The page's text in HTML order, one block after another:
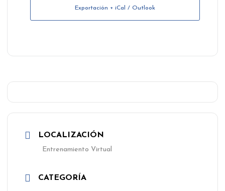
LOCALIZACIÓN
Entrenamiento Virtual
CATEGORÍA
Exportación + iCal / Outlook